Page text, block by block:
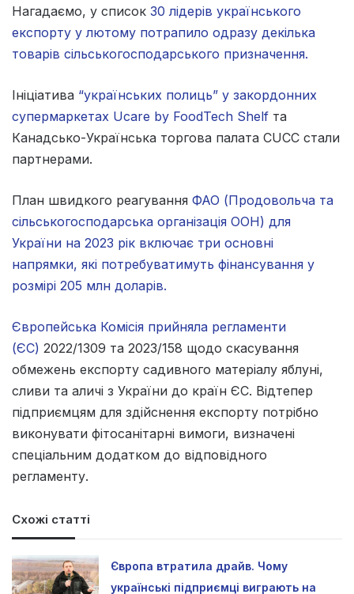
Нагадаємо, у список 30 лідерів українського
експорту у лютому потрапило одразу декілька
товарів сільськогосподарського призначення.
Ініціатива “українських полиць” у закордонних
супермаркетах Ucare by FoodTech Shelf та
Канадсько-Українська торгова палата CUCC стали
партнерами.
План швидкого реагування ФАО (Продовольча та
сільськогосподарська організація ООН) для
України на 2023 рік включає три основні
напрямки, які потребуватимуть фінансування у
розмірі 205 млн доларів.
Європейська Комісія прийняла регламенти
(ЄС) 2022/1309 та 2023/158 щодо скасування
обмежень експорту садивного матеріалу яблуні,
сливи та аличі з України до країн ЄС. Відтепер
підприємцям для здійснення експорту потрібно
виконувати фітосанітарні вимоги, визначені
спеціальним додатком до відповідного
регламенту.
Схожі статті
Європа втратила драйв. Чому
українські підприємці виграють на